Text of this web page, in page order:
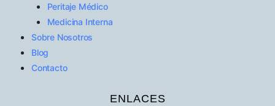
Peritaje Médico
Medicina Interna
Sobre Nosotros
Blog
Contacto
ENLACES